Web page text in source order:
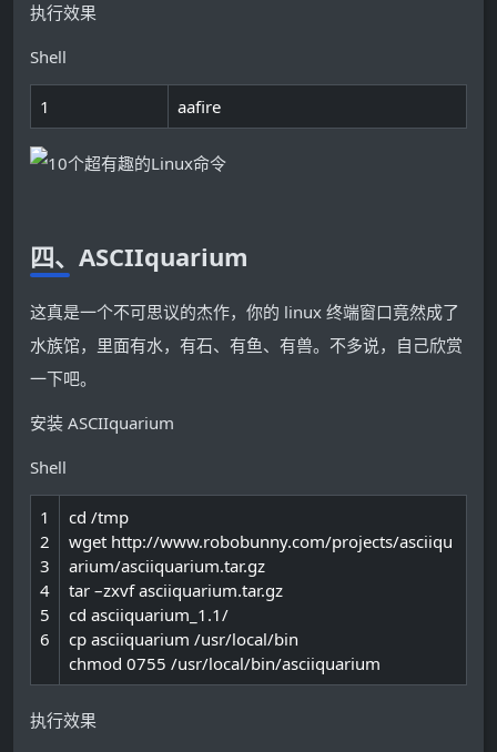
执行效果
Shell
1 aafire
四、ASCIIquarium
这真是一个不可思议的杰作，你的 linux 终端窗口竟然成了
水族馆，里面有水，有石、有鱼、有兽。不多说，自己欣赏
一下吧。
安装 ASCIIquarium
Shell
1
2
3
4
5
6
cd /tmp
wget http://www.robobunny.com/projects/asciiqu
arium/asciiquarium.tar.gz
tar –zxvfasciiquarium.tar.gz
cd asciiquarium_1 .1/
cp asciiquarium /usr/local/bin
chmod 0755 /usr/local/bin/asciiquarium
执行效果